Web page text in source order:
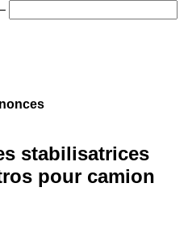
stabilisatrices
pour camion